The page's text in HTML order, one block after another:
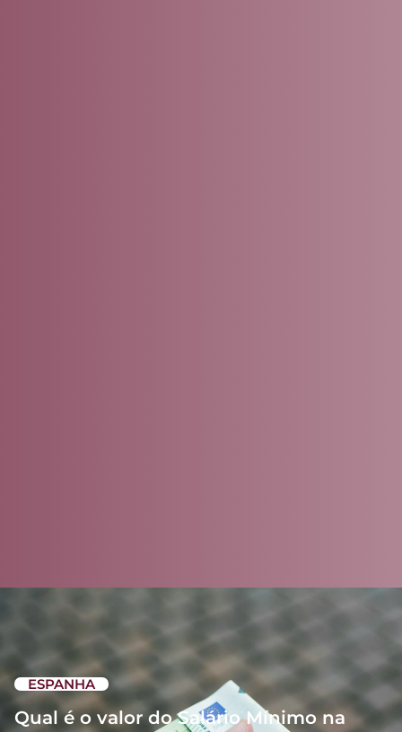
ESPANHA
Qual é o valor do Salário Mínimo na